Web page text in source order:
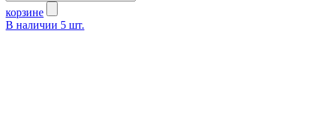
корзине
В наличии 5 шт.